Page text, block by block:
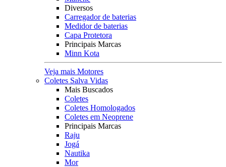
Diversos
Carregador de baterias
Medidor de baterias
Capa Protetora
Principais Marcas
Minn Kota
Veja mais Motores
Coletes Salva Vidas
Mais Buscados
Coletes
Coletes Homologados
Coletes em Neoprene
Principais Marcas
Raju
Jogá
Nautika
Mor